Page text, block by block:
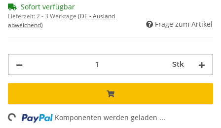
Sofort verfügbar
Lieferzeit:2 - 3 Werktage (DE - Ausland
abweichend)
Frage zum Artikel
Stk
Komponenten werden geladen ...